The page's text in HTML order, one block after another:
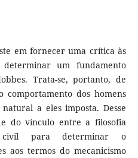
em fornecer uma crítica às
um fundamento
Trata-se, portanto, de
comportamento dos homens
a eles imposta. Desse
do vínculo entre a filosofia
para determinar o
aos termos do mecanicismo